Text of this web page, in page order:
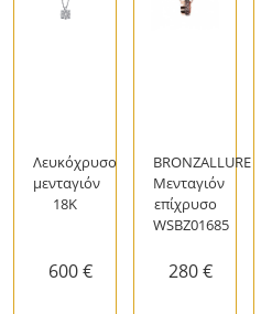
Λευκόχρυσο
μενταγιόν
18Κ
600 €
BRONZALLURE
Μενταγιόν
επίχρυσο
WSBZ01685
280 €